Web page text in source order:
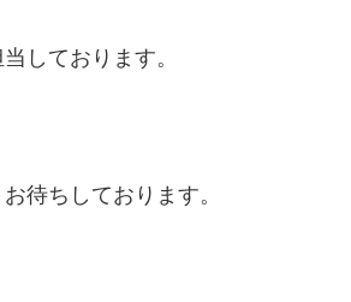
ております。
待ちしております。